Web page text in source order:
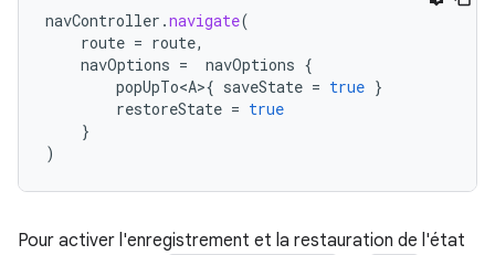
navController .navigate(
route = route,
navOptions = navOptions {
popUpTo<A>{ saveState = true }
restoreState = true
}
)
Pour activer l'enregistrement et la restauration de l'état